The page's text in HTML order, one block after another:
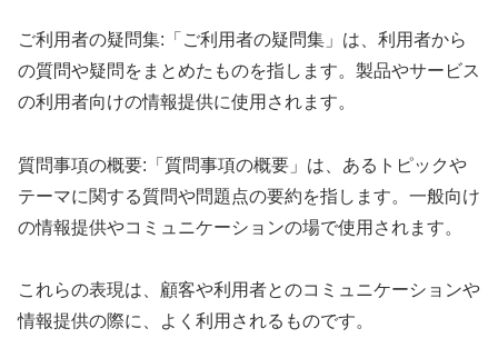
ご利用者の疑問集:「ご利用者の疑問集」は、利用者から
の質問や疑問をまとめたものを指します。製品やサービス
の利用者向けの情報提供に使用されます。
質問事項の概要:「質問事項の概要」は、あるトピックや
テーマに関する質問や問題点の要約を指します。一般向け
の情報提供やコミュニケーションの場で使用されます。
これらの表現は、顧客や利用者とのコミュニケーションや
情報提供の際に、よく利用されるものです。